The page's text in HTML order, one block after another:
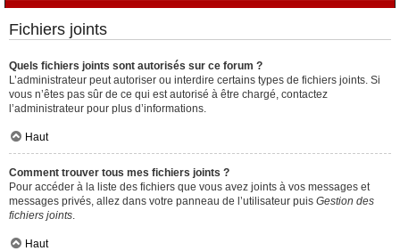
Fichiers joints
Quels fichiers joints sont autorisés sur ce forum ?
L’administrateur peut autoriser ou interdire certains types de fichiers joints. Si
vous n’êtes pas sûr de ce qui est autorisé à être chargé, contactez
l’administrateur pour plus d’informations.
Haut
Comment trouver tous mes fichiers joints ?
Pour accéder à la liste des fichiers que vous avez joints à vos messages et
messages privés, allez dans votre panneau de l’utilisateur puis Gestion des
fichiers joints
Haut